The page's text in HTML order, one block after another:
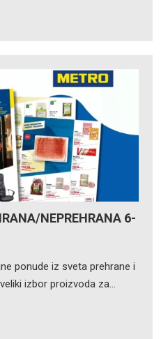
NEPREHRANA 6-
ponude iz sveta prehrane i
izbor proizvoda za…